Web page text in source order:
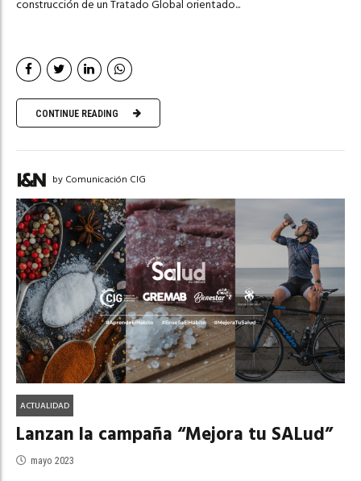
construcción de un Tratado Global orientado...
CONTINUE READING
by Comunicación CIG
ACTUALIDAD
Lanzan la campaña “Mejora tu SALud”
mayo 2023